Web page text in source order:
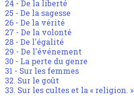
24 - De la liberté
25 - De la sagesse
26 - De la vérité
27 - De la volonté
28 - De l'égalité
29 - De l'événement
30 - La perte du genre
31 - Sur les femmes
32. Sur le goût
33. Sur les cultes et la « religion. »